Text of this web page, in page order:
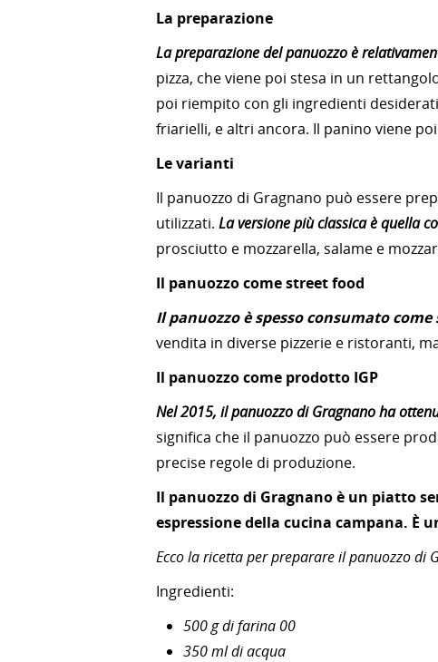
La preparazione
La preparazione del panuozzo è
pizza, che viene poi stesa in un
poi riempito con gli ingredienti
friarielli, e altri ancora. Il panino viene
Le varianti
Il panuozzo di Gragnano può essere
utilizzati. La versione più classica è quella
prosciutto e mozzarella, salame e
Il panuozzo come street food
Il panuozzo è spesso consumato
vendita in diverse pizzerie e ristoranti,
Il panuozzo come prodotto IGP
Nel 2015, il panuozzo di Gragnano ha
significa che il panuozzo può essere
precise regole di produzione.
Il panuozzo di Gragnano è un piatto
espressione della cucina campana. È
Ecco la ricetta per preparare il panuozzo di
Ingredienti:
500 g di farina 00
350 ml di acqua